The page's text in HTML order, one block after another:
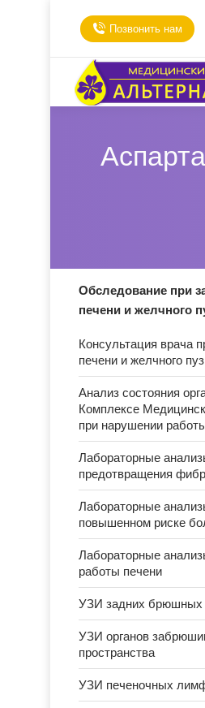
Позвонить нам
Обследование при
печени и желчного
Консультация врача
печени и желчного
Анализ состояния
Комплексе
при нарушении
Лабораторные
предотвращения
Лабораторные
повышенном риске
Лабораторные
работы печени
УЗИ задних
УЗИ органов
пространства
УЗИ печеночных